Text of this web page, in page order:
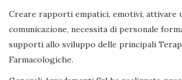
Creare rapporti empatici, emotivi, attivare
comunicazione, necessita di personale
supporti allo sviluppo delle principali
Farmacologiche.